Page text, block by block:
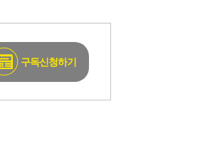
구독신청하기